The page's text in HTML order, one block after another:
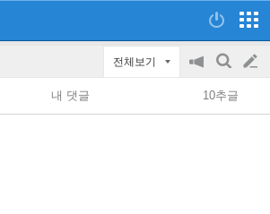
전체보기
공
지
on/off
검
색
글
쓰
내 댓글 10추글